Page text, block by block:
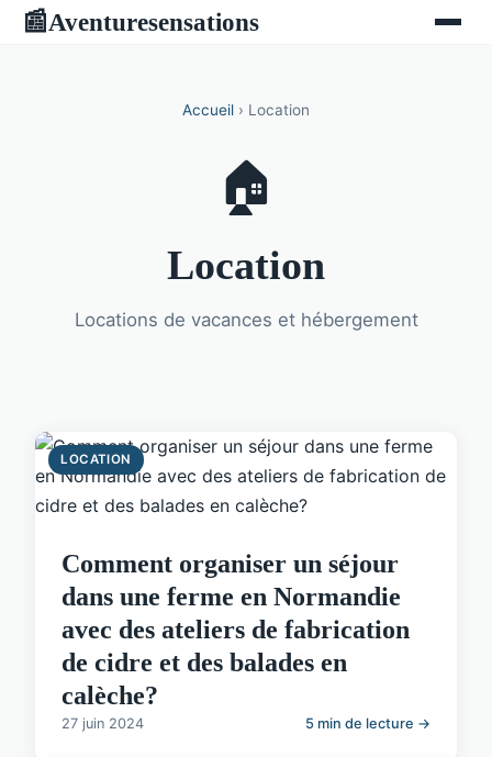
📰Aventuresensations
Accueil › Location
🏠
Location
Locations de vacances et hébergement
LOCATION
Comment organiser un séjour
dans une ferme en Normandie
avec des ateliers de fabrication
de cidre et des balades en
calèche?
27 juin 2024 5 min de lecture →